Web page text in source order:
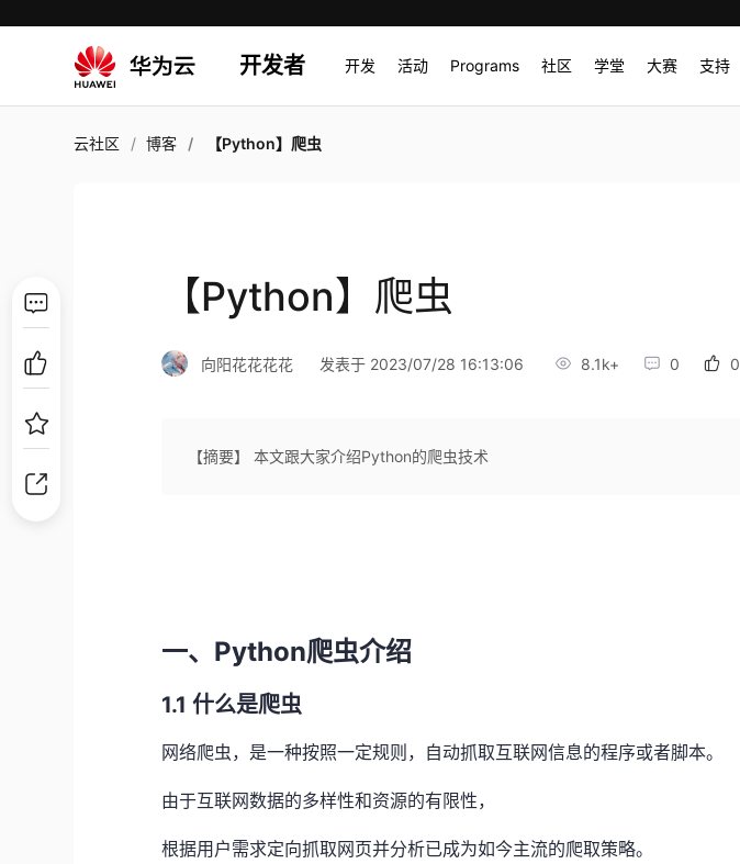
开发者 开发 活动 Programs 社区 学堂 大赛 支持
云社区 博客 【Python】爬虫
【Python】爬虫
向阳花花花花 发表于 2023/07/28 16:13:06 8.1k+ 0 0
【摘要】 本文跟大家介绍Python的爬虫技术
一、Python爬虫介绍
1.1 什么是爬虫
网络爬虫，是一种按照一定规则，自动抓取互联网信息的程序或者脚本。
由于互联网数据的多样性和资源的有限性，
根据用户需求定向抓取网页并分析已成为如今主流的爬取策略。